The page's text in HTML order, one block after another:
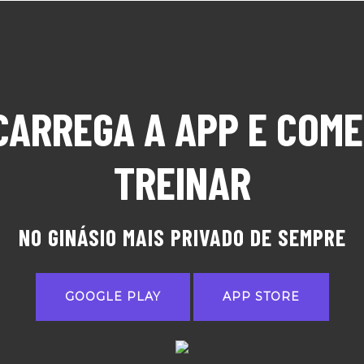
A APP E
TREINAR
NO GINÁSIO MAIS PRIVADO DE SEMPRE
GOOGLE PLAY APP STORE